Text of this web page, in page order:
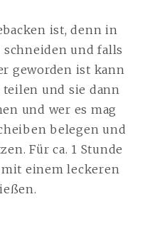
ist, denn in
schneiden und falls
geworden ist kann
und sie dann
und wer es mag
belegen und
Für ca. 1 Stunde
einem leckeren